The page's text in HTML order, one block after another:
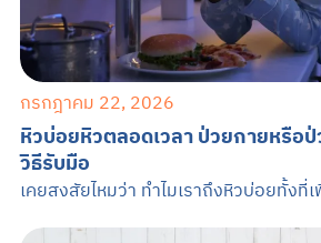
กรกฎาคม 22, 2026
หิวบ่อยหิวตลอดเวลา ป่วยกายหรือป่
วิธีรับมือ
เคยสงสัยไหมว่า ทำไมเราถึงหิวบ่อยทั้ง